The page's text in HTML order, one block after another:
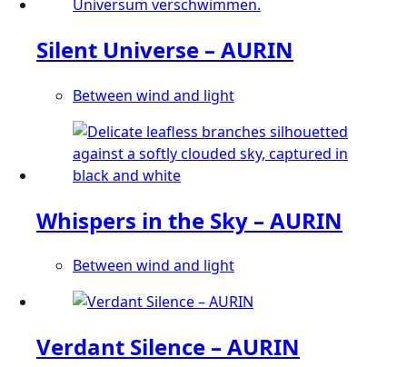
können
der
Produktseite
gewählt
werden
Silent Universe – AURIN
Between wind and light
Dieses
Produkt
mehrere
auf.
Optionen
können
Produktseite
Whispers in the Sky – AURIN
Between wind and light
Dieses
Produkt
mehrere
Verdant Silence – AURIN